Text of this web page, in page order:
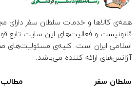
همه‌ی کالاها و خدمات سلطان سفر دارای
قانونیست و فعالیت‌های این سایت تابع
اسلامی ایران است. کلیه‌ی مسئولیت‌های
آژانس‌های ارائه کننده می‌باشد.
سلطان سفر